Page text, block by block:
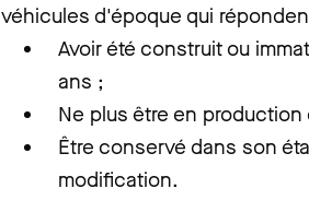
véhicules d'époque qui
Avoir été construit ou
ans ;
Ne plus être en
Être conservé dans son
modification.